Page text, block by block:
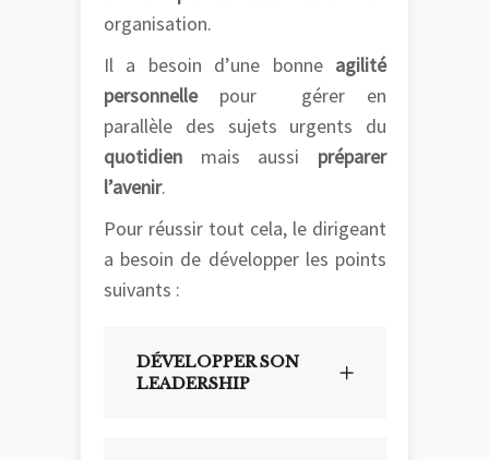
organisation.
Il a besoin d’une bonne agilité
personnellepour gérer en
parallèle des sujets urgents du
quotidien mais aussi préparer
l’avenir.
Pour réussir tout cela, le dirigeant
a besoin de développer les points
suivants :
DÉVELOPPER SON
LEADERSHIP